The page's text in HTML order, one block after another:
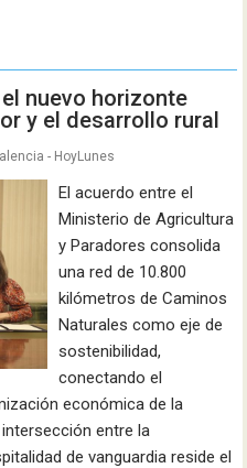
nuevo horizonte
y el desarrollo rural
- HoyLunes
El acuerdo entre el
Ministerio de Agricultura
y Paradores consolida
una red de 10.800
kilómetros de Caminos
Naturales como eje de
sostenibilidad,
conectando el
económica de la
entre la
de vanguardia reside el